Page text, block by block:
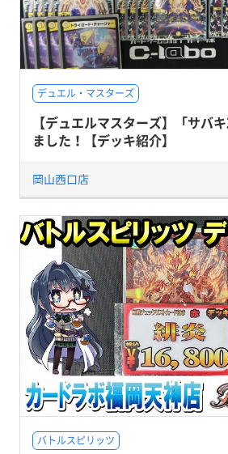
デュエル・マスターズ
【デュエルマスターズ】「サバ
ました！【デッキ紹介】
岡山西口店
バトルスピリッツ